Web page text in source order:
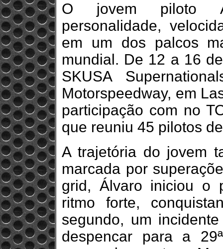
O jovem piloto
personalidade,
em um dos palcos
mundial. De 12 a 16
SKUSA
Motorspeedway, em
participação com no
que reuniu 45 pilotos
A trajetória do jovem
marcada por
grid, Álvaro iniciou o
ritmo forte,
segundo, um
despencar para a